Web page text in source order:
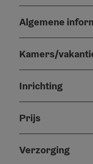
Algemene
Kamers/
Inrichting
Prijs
Verzorging